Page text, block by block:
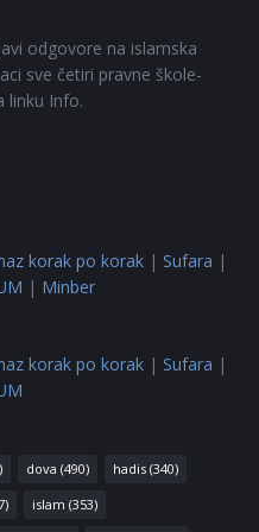
odgovore na islamska
sve četiri pravne škole-
linku Info.
korak po korak | Sufara |
| Minber
korak po korak | Sufara |
dova (490) hadis (340)
islam (353)